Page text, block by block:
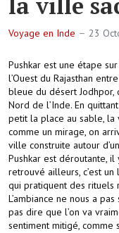
Voyage en Inde 23
Pushkar est une étape
l’Ouest du Rajasthan
bleue du désert Jodhpor,
Nord de l’Inde. En
petit la place au sable,
comme un mirage, on
ville construite autour
Pushkar est déroutante, il
retrouvé ailleurs, c’est
qui pratiquent des rituels
L’ambiance ne nous a
pas dire que l’on va
sentiment mitigé, comme